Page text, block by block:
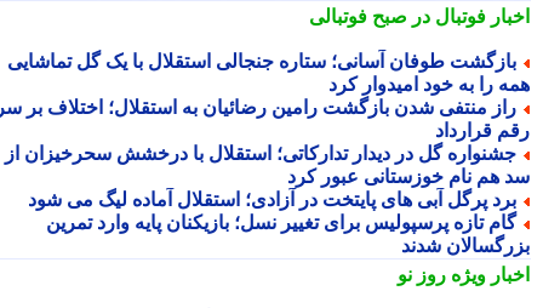
فوتبال در صبح فوتبالی
طوفان آسانی؛ ستاره جنجالی استقلال با یک گل تماشایی
را به خود امیدوار کرد
منتفی شدن بازگشت رامین رضائیان به استقلال؛ اختلاف بر سر
قرارداد
گل در دیدار تدارکاتی؛ استقلال با درخشش سحرخیزان از
هم نام خوزستانی عبور کرد
پرگل آبی های پایتخت در آزادی؛ استقلال آماده لیگ می شود
تازه پرسپولیس برای تغییر نسل؛ بازیکنان پایه وارد تمرین
شدند
ویژهروز نو